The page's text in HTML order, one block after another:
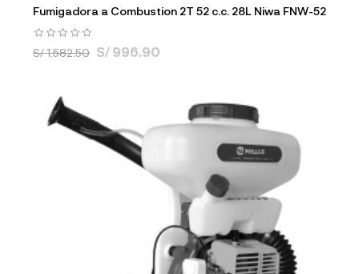
Fumigadora a Combustion 2T 52 c.c. 28L Niwa FNW-52
S/ 1,582.50 S/ 996.90